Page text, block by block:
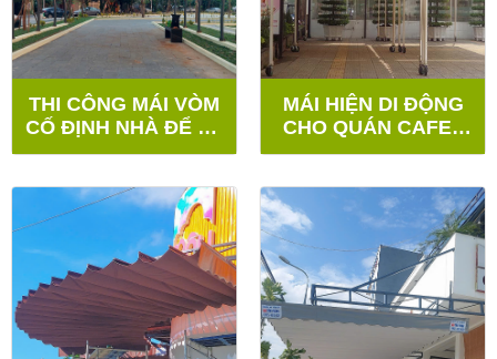
THI CÔNG MÁI VÒM
CỐ ĐỊNH NHÀ ĐỂ XE
- QUẬN HẢI CHÂU
MÁI HIỆN DI ĐỘNG
CHO QUÁN CAFE -
QUẬN SƠN TRÀ